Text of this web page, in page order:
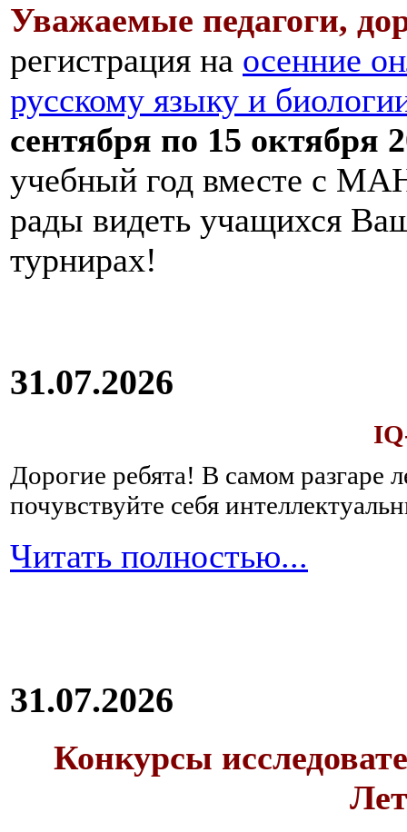
Уважаемые педагоги,
регистрация на осенние
русскому языку и
сентября по 15 октября
учебный год вместе с
рады видеть учащихся
турнирах!
31.07.2026
Дорогие ребята! В самом разгаре
почувствуйте себя
Читать полностью...
31.07.2026
Конкурсы